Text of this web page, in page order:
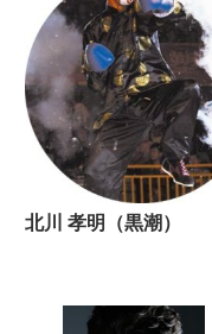
北川 孝明（黒潮）